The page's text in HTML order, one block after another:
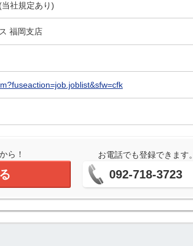
社規定あり)
福岡支店
ら！ お電話でも登録できます。
092-718-3723